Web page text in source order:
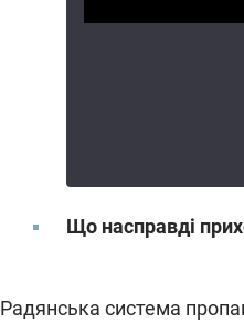
Що насправді
Радянська система